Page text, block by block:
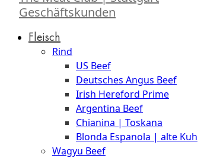
Geschäftskunden
Fleisch
Rind
US Beef
Deutsches Angus Beef
Irish Hereford Prime
Argentina Beef
Chianina | Toskana
Blonda Espanola | alte Kuh
Wagyu Beef